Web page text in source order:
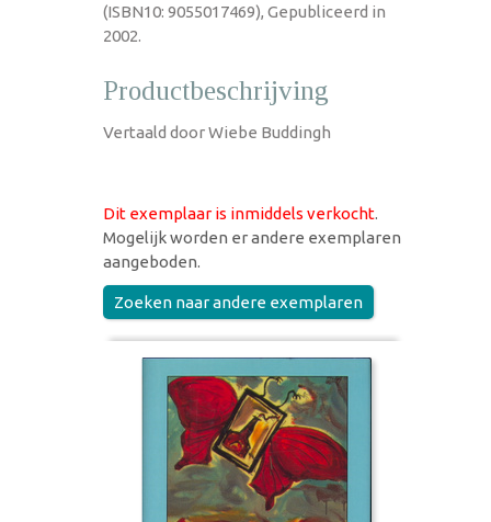
(ISBN10: 9055017469), Gepubliceerd in
2002.
Productbeschrijving
Vertaald door Wiebe Buddingh
Dit exemplaar is inmiddels verkocht.
Mogelijk worden er andere exemplaren
aangeboden.
Zoeken naar andere exemplaren